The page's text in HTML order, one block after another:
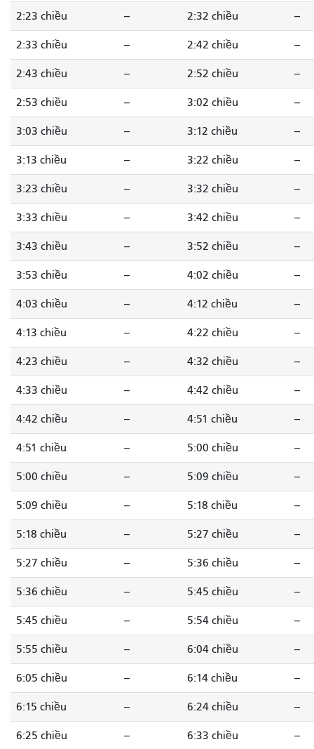
2:23 chiều -- 2:32 chiều --
2:33 chiều -- 2:42 chiều --
2:43 chiều -- 2:52 chiều --
2:53 chiều -- 3:02 chiều --
3:03 chiều -- 3:12 chiều --
3:13 chiều -- 3:22 chiều --
3:23 chiều -- 3:32 chiều --
3:33 chiều -- 3:42 chiều --
3:43 chiều -- 3:52 chiều --
3:53 chiều -- 4:02 chiều --
4:03 chiều -- 4:12 chiều --
4:13 chiều -- 4:22 chiều --
4:23 chiều -- 4:32 chiều --
4:33 chiều -- 4:42 chiều --
4:42 chiều -- 4:51 chiều --
4:51 chiều -- 5:00 chiều --
5:00 chiều -- 5:09 chiều --
5:09 chiều -- 5:18 chiều --
5:18 chiều -- 5:27 chiều --
5:27 chiều -- 5:36 chiều --
5:36 chiều -- 5:45 chiều --
5:45 chiều -- 5:54 chiều --
5:55 chiều -- 6:04 chiều --
6:05 chiều -- 6:14 chiều --
6:15 chiều -- 6:24 chiều --
6:25 chiều -- 6:33 chiều --